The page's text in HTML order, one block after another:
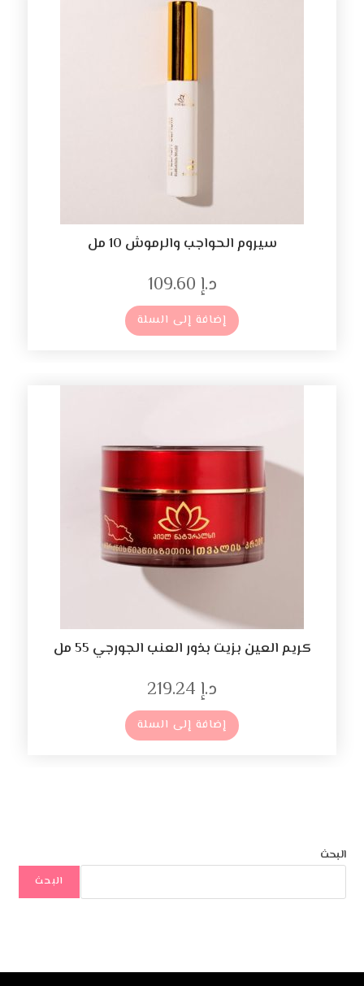
سيروم الحواجب والرموش 10 مل
د.إ
إضافة إلى السلة
كريم العين بزيت بذور العنب الجورجي 55 مل
د.إ
إضافة إلى السلة
البحث
البحث